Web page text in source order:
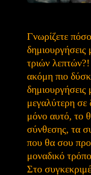
Γνωρίζετε
δημιουργήσεις
τριών λεπτών?!
ακόμη πιο
μεγαλύτερη σε
μόνο αυτό, το
σύνθεσης, τα
που θα σου
μοναδικό
Στο